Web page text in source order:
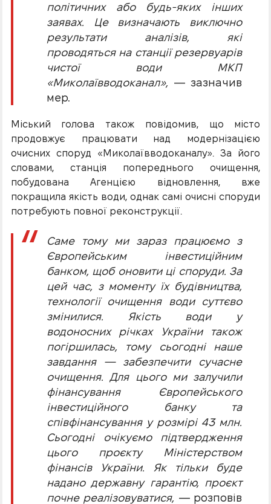
політичних або будь-яких інших
заявах. Це визначають виключно
результати аналізів, які
проводяться на станції резервуарів
чистої води МКП
«Миколаївводоканал», — зазначив
мер.
Міський голова також повідомив, що місто
продовжує працювати над модернізацією
очисних споруд «Миколаївводоканалу». За його
словами, станція попереднього очищення,
побудована Агенцією відновлення, вже
покращила якість води, однак самі очисні споруди
потребують повної реконструкції.
Саме тому ми зараз працюємо з
Європейським інвестиційним
банком, щоб оновити ці споруди. За
цей час, з моменту їх будівництва,
технології очищення води суттєво
змінилися. Якість води у
водоносних річках України також
погіршилась, тому сьогодні наше
завдання — забезпечити сучасне
очищення. Для цього ми залучили
фінансування Європейського
інвестиційного банку та
співфінансування у розмірі 43 млн.
Сьогодні очікуємо підтвердження
цього проєкту Міністерством
фінансів України. Як тільки буде
надано державну гарантію, проєкт
почне реалізовуватися, — розповів